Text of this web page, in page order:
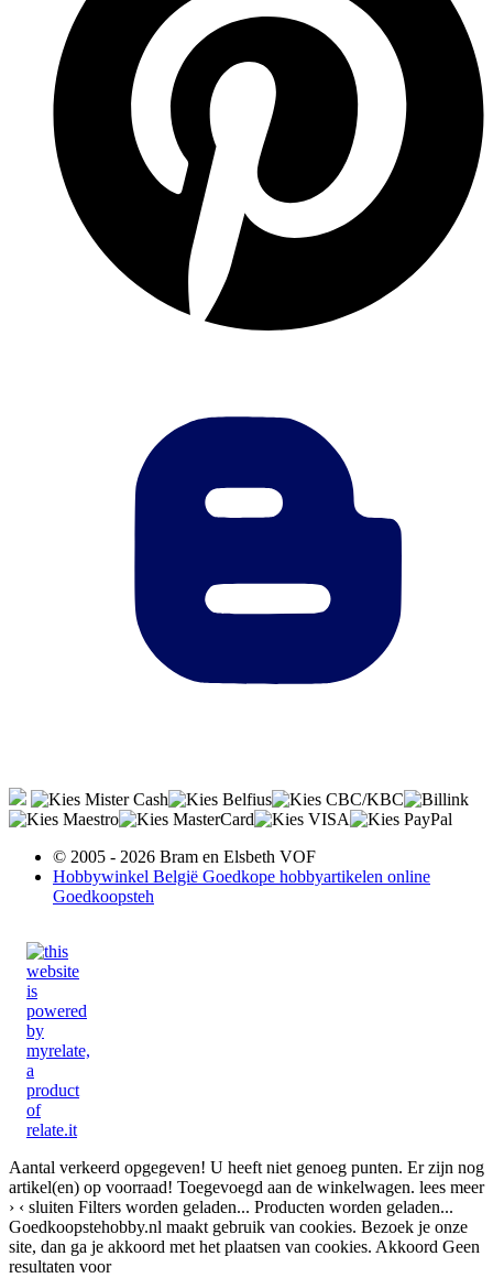
© 2005 - 2026 Bram en Elsbeth VOF
Hobbywinkel België Goedkope hobbyartikelen online
Goedkoopsteh
Aantal verkeerd opgegeven! U heeft niet genoeg punten. Er zijn nog
artikel(en) op voorraad! Toegevoegd aan de winkelwagen. lees meer
› ‹ sluiten Filters worden geladen... Producten worden geladen...
Goedkoopstehobby.nl maakt gebruik van cookies. Bezoek je onze
site, dan ga je akkoord met het plaatsen van cookies. Akkoord Geen
resultaten voor